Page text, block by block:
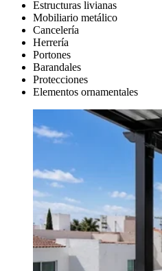
Estructuras livianas
Mobiliario metálico
Cancelería
Herrería
Portones
Barandales
Protecciones
Elementos ornamentales